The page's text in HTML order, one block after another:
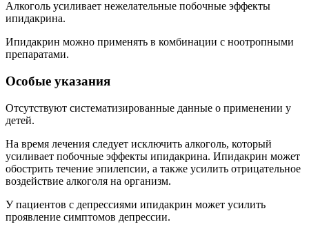
Алкоголь усиливает нежелательные побочные эффекты
ипидакрина.
Ипидакрин можно применять в комбинации с ноотропными
препаратами.
Особые указания
Отсутствуют систематизированные данные о применении у
детей.
На время лечения следует исключить алкоголь, который
усиливает побочные эффекты ипидакрина. Ипидакрин может
обострить течение эпилепсии, а также усилить отрицательное
воздействие алкоголя на организм.
У пациентов с депрессиями ипидакрин может усилить
проявление симптомов депрессии.